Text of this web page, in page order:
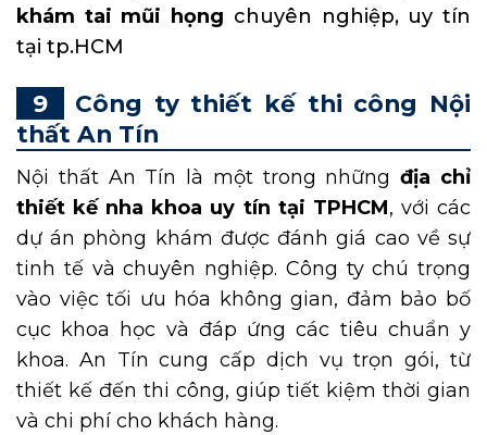
khám tai mũi họng chuyên nghiệp, uy tín
tại tp.HCM
Công ty thiết kế thi công Nội
thất An Tín
Nội thất An Tín là một trong nhữngđịa chỉ
thiết kế nha khoa uy tín tại TPHCM, với các
dự án phòng khám được đánh giá cao về sự
tinh tế và chuyên nghiệp. Công ty chú trọng
vào việc tối ưu hóa không gian, đảm bảo bố
cục khoa học và đáp ứng các tiêu chuẩn y
khoa. An Tín cung cấp dịch vụ trọn gói, từ
thiết kế đến thi công, giúp tiết kiệm thời gian
và chi phí cho khách hàng.